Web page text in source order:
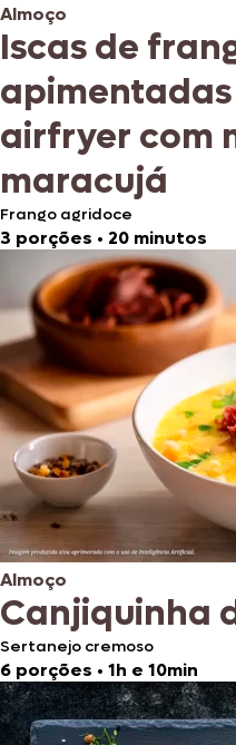
Almoço
Iscas de
airfryer com
maracujá
Frango agridoce
3 porções • 20 minutos
Almoço
Canjiquinha
Sertanejo cremoso
6 porções • 1h e 10min